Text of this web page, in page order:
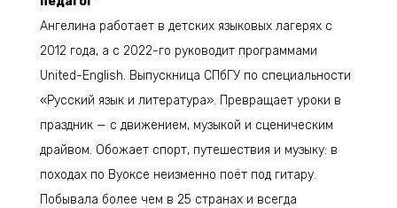
Ангелина работает в детских языковых лагерях с
2012 года, а с 2022-го руководит программами
United-English. Выпускница СПбГУ по специальности
«Русский язык и литература». Превращает уроки в
праздник — с движением, музыкой и сценическим
драйвом. Обожает спорт, путешествия и музыку: в
походах по Вуоксе неизменно поёт под гитару.
Побывала более чем в 25 странах и всегда